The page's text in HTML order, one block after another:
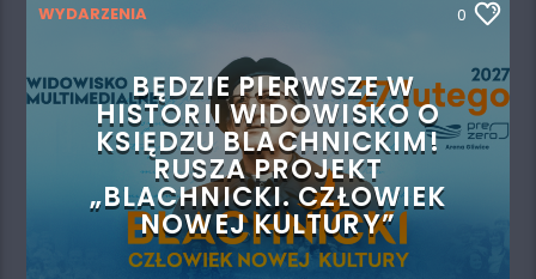
WYDARZENIA 0
BĘDZIE PIERWSZE W
HISTORII WIDOWISKO O
KSIĘDZU BLACHNICKIM!
RUSZA PROJEKT
„BLACHNICKI. CZŁOWIEK
NOWEJ KULTURY”